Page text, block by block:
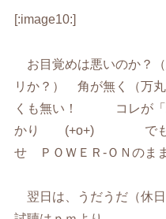
[:image10:]
お目覚めは悪いのか？
リか？） 角が無く（万
くも無い！ コレが「
かり (+o+) でも大
せ ＰＯＷＥＲ-ＯＮのま
翌日は、うだうだ（休